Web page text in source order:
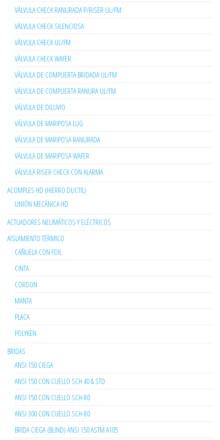
VÁLVULA CHECK RANURADA P/RISER UL/FM
VÁLVULA CHECK SILENCIOSA
VÁLVULA CHECK UL/FM
VÁLVULA CHECK WAFER
VÁLVULA DE COMPUERTA BRIDADA UL/FM
VÁLVULA DE COMPUERTA RANURA UL/FM
VÁLVULA DE DILUVIO
VÁLVULA DE MARIPOSA LUG
VÁLVULA DE MARIPOSA RANURADA
VÁLVULA DE MARIPOSA WAFER
VÁLVULA RISER CHECK CON ALARMA
ACOMPLES HD (HIERRO DUCTIL)
UNIÓN MECÁNICA HD
ACTUADORES NEUMÁTICOS Y ELÉCTRICOS
AISLAMIENTO TÉRMICO
CAÑUELA CON FOIL
CINTA
CORDON
MANTA
PLACA
POLYKEN
BRIDAS
ANSI 150 CIEGA
ANSI 150 CON CUELLO SCH 40 & STD
ANSI 150 CON CUELLO SCH-80
ANSI 300 CON CUELLO SCH-80
BRIDA CIEGA (BLIND) ANSI 150 ASTM A105